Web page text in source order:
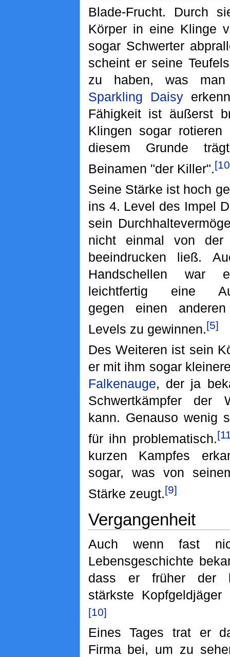
Blade-Frucht. Durch
Körper in eine Klinge
sogar Schwerter
scheint er seine
zu haben, was
Sparkling Daisy
Fähigkeit ist äußerst
Klingen sogar
diesem Grunde
Beinamen "der Killer".
Seine Stärke ist hoch
ins 4. Level des Impel
sein
nicht einmal von der
beeindrucken ließ.
Handschellen war
leichtfertig eine
gegen einen
Levels zu gewinnen.[5]
Des Weiteren ist sein
er mit ihm sogar
Falkenauge, der ja
Schwertkämpfer der
kann. Genauso wenig
für ihn problematisch.
kurzen Kampfes
sogar, was von
Stärke zeugt.[9]
Vergangenheit
Auch wenn fast
Lebensgeschichte
dass er früher der
stärkste
[10]
Eines Tages trat er
Firma bei, um zu